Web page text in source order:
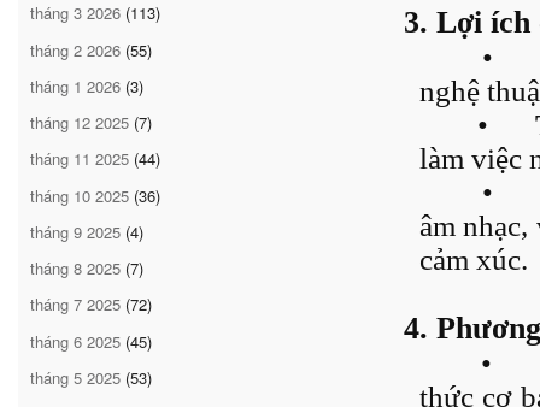
tháng 3 2026 (113)
tháng 2 2026 (55)
tháng 1 2026 (3)
tháng 12 2025 (7)
tháng 11 2025 (44)
tháng 10 2025 (36)
tháng 9 2025 (4)
tháng 8 2025 (7)
tháng 7 2025 (72)
tháng 6 2025 (45)
tháng 5 2025 (53)
3. Lợi ích
•
nghệ
•
làm việc
•
âm
cảm xúc.
4.
•
thức cơ